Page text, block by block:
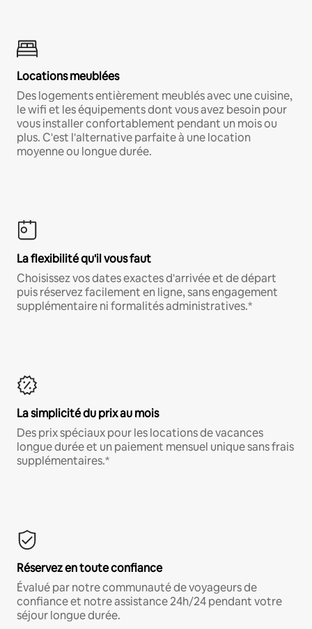
Locations meublées
Des logements entièrement meublés avec une cuisine,
le wifi et les équipements dont vous avez besoin pour
vous installer confortablement pendant un mois ou
plus. C'est l'alternative parfaite à une location
moyenne ou longue durée.
La flexibilité qu'il vous faut
Choisissez vos dates exactes d'arrivée et de départ
puis réservez facilement en ligne, sans engagement
supplémentaire ni formalités administratives.*
La simplicité du prix au mois
Des prix spéciaux pour les locations de vacances
longue durée et un paiement mensuel unique sans frais
supplémentaires.*
Réservez en toute confiance
Évalué par notre communauté de voyageurs de
confiance et notre assistance 24h/24 pendant votre
séjour longue durée.